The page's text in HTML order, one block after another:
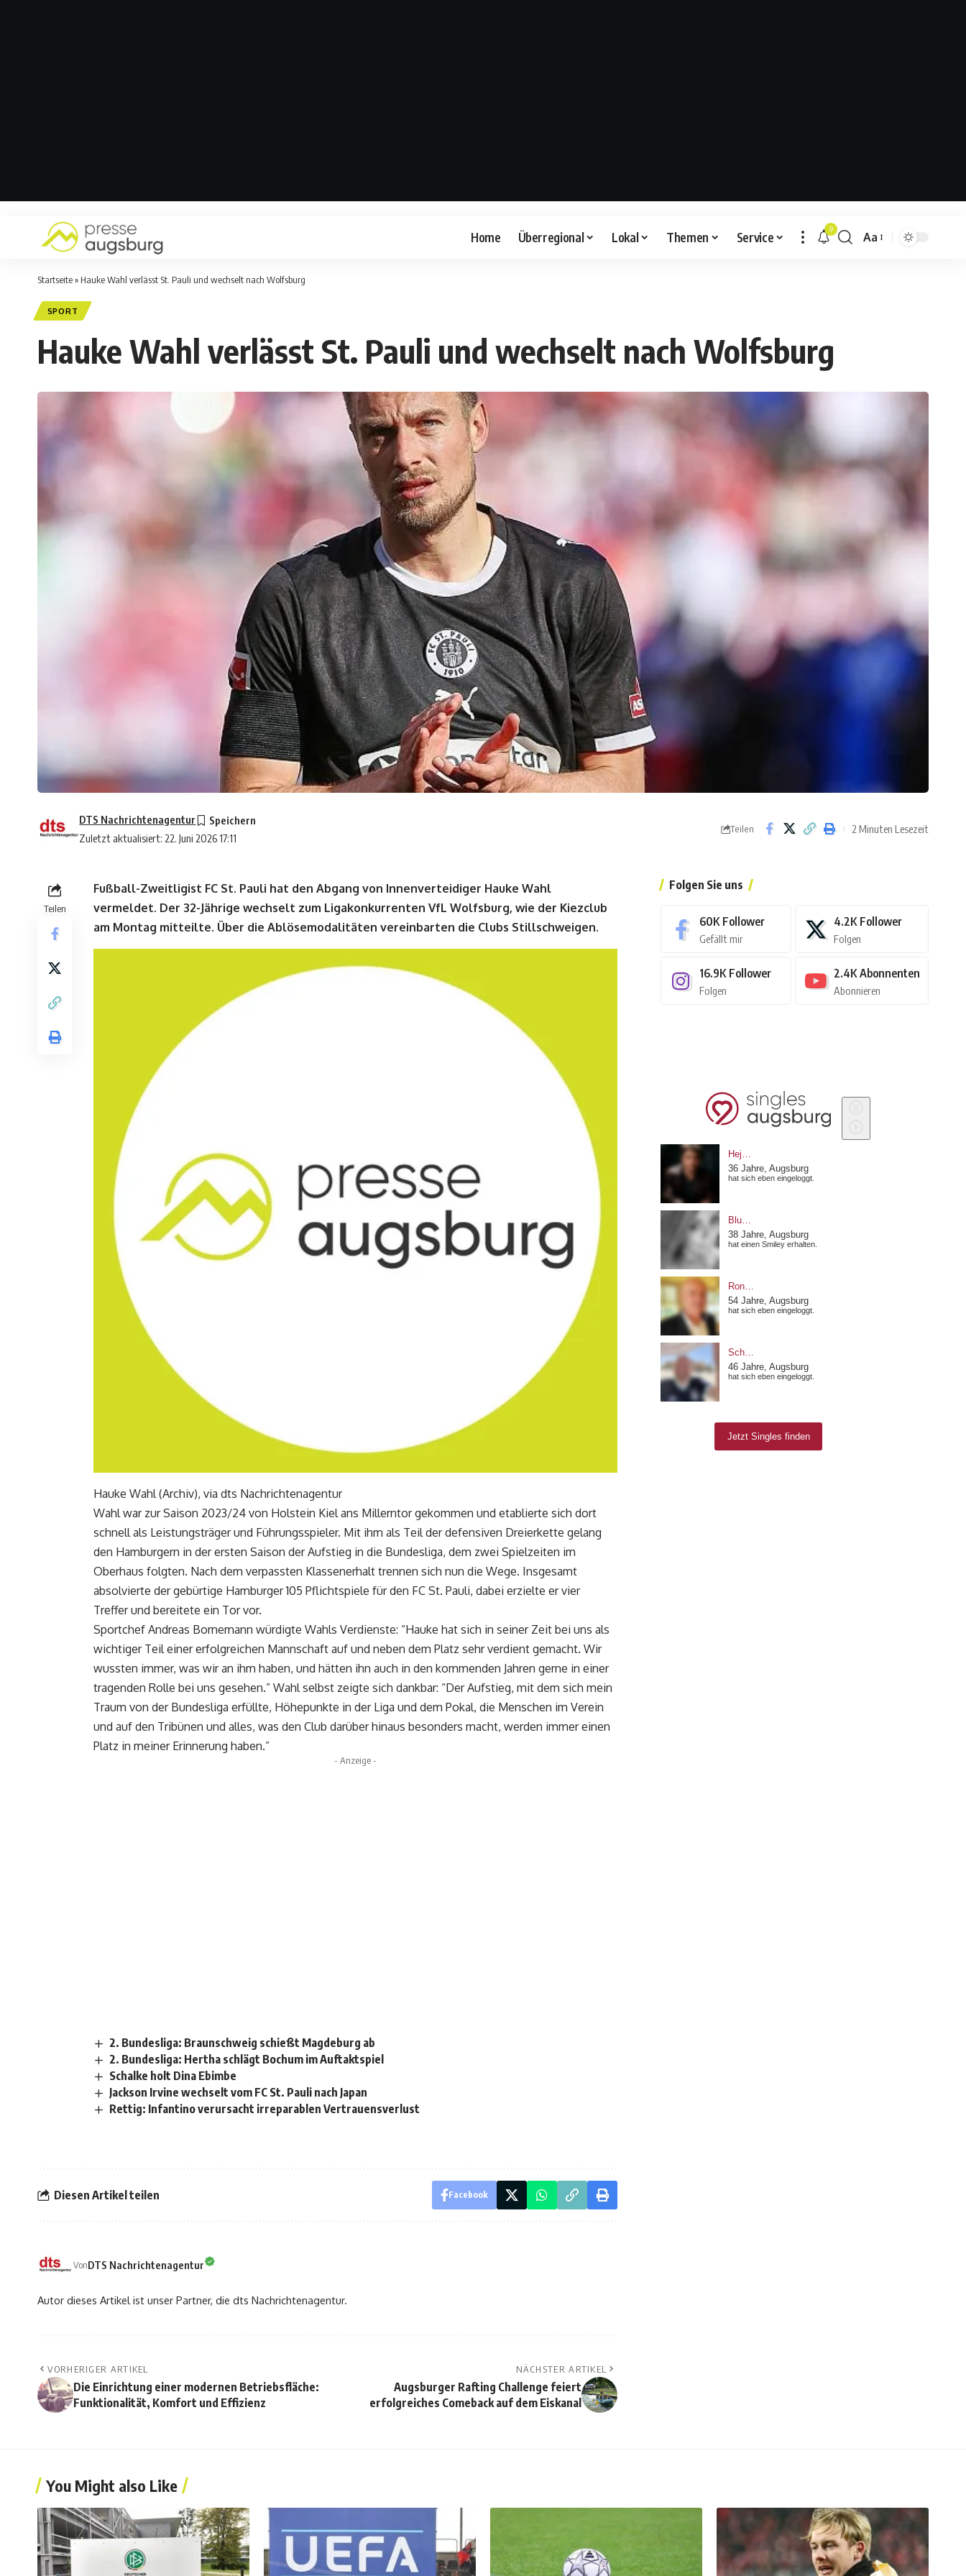
Home Überregional Lokal Themen Service 9
Aa
Startseite» Hauke Wahl verlässt St. Pauli und wechselt nach Wolfsburg
SPORT
Hauke Wahl verlässt St. Pauli und wechselt nach Wolfsburg
Zuletzt aktualisiert: 22. Juni 2026 17:11
DTS Nachrichtenagentur
Teilen 2 Minuten Lesezeit
Teilen
Fußball-Zweitligist FC St. Pauli hat den Abgang von Innenverteidiger Hauke Wahl
vermeldet. Der 32-Jährige wechselt zum Ligakonkurrenten VfL Wolfsburg, wie der Kiezclub
am Montag mitteilte. Über die Ablösemodalitäten vereinbarten die Clubs Stillschweigen.
Hauke Wahl (Archiv), via dts Nachrichtenagentur
Wahl war zur Saison 2023/24 von Holstein Kiel ans Millerntor gekommen und etablierte sich dort
schnell als Leistungsträger und Führungsspieler. Mit ihm als Teil der defensiven Dreierkette gelang
den Hamburgern in der ersten Saison der Aufstieg in die Bundesliga, dem zwei Spielzeiten im
Oberhaus folgten. Nach dem verpassten Klassenerhalt trennen sich nun die Wege. Insgesamt
absolvierte der gebürtige Hamburger 105 Pflichtspiele für den FC St. Pauli, dabei erzielte er vier
Treffer und bereitete ein Tor vor.
Sportchef Andreas Bornemann würdigte Wahls Verdienste: “Hauke hat sich in seiner Zeit bei uns als
wichtiger Teil einer erfolgreichen Mannschaft auf und neben dem Platz sehr verdient gemacht. Wir
wussten immer, was wir an ihm haben, und hätten ihn auch in den kommenden Jahren gerne in einer
tragenden Rolle bei uns gesehen.” Wahl selbst zeigte sich dankbar: “Der Aufstieg, mit dem sich mein
Traum von der Bundesliga erfüllte, Höhepunkte in der Liga und dem Pokal, die Menschen im Verein
und auf den Tribünen und alles, was den Club darüber hinaus besonders macht, werden immer einen
Platz in meiner Erinnerung haben.”
- Anzeige -
2. Bundesliga: Braunschweig schießt Magdeburg ab
2. Bundesliga: Hertha schlägt Bochum im Auftaktspiel
Schalke holt Dina Ebimbe
Jackson Irvine wechselt vom FC St. Pauli nach Japan
Rettig: Infantino verursacht irreparablen Vertrauensverlust
Diesen Artikel teilen Facebook
VonDTS Nachrichtenagentur
Autor dieses Artikel ist unser Partner, die dts Nachrichtenagentur.
VORHERIGER ARTIKEL
Die Einrichtung einer modernen Betriebsfläche:
Funktionalität, Komfort und Effizienz
NÄCHSTER ARTIKEL
Augsburger Rafting Challenge feiert
erfolgreiches Comeback auf dem Eiskanal
Folgen Sie uns
60K Follower
Gefällt mir
4.2K Follower
Folgen
16.9K Follower
Folgen
2.4K Abonnenten
Abonnieren
You Might also Like